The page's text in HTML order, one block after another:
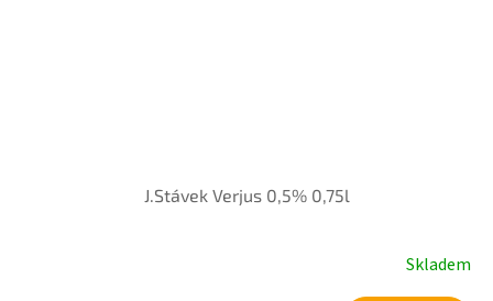
J.Stávek Verjus 0,5% 0,75l
Skladem